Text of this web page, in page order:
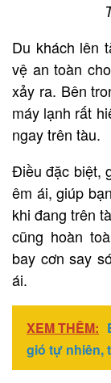
Du khách lên
vệ an toàn
xảy ra. Bên
máy lạnh rất
ngay trên tàu.
Điều đặc biệt,
êm ái, giúp
khi đang trên
cũng hoàn
bay cơn say
ái.
XEM THÊM:
gió tự nhiên,